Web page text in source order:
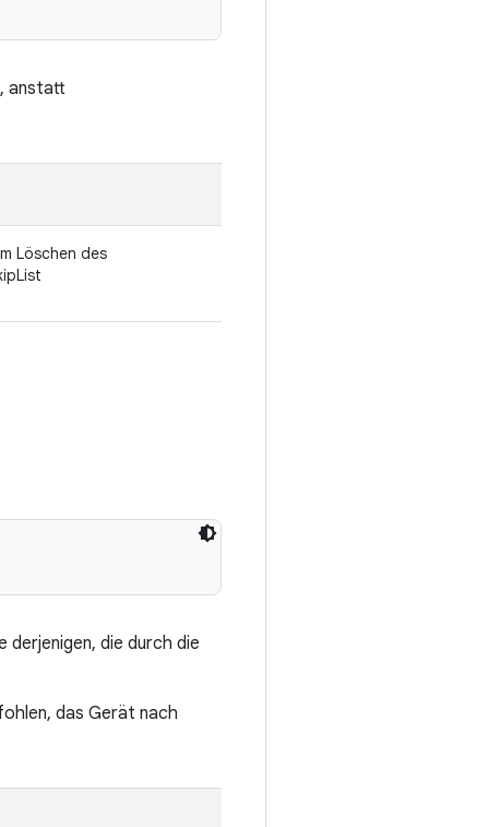
anstatt
Löschen des
derjenigen, die durch die
das Gerät nach